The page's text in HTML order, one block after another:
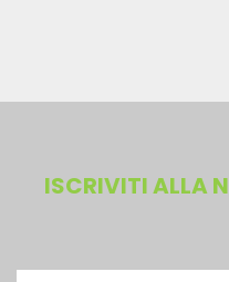
ISCRIVITI ALLA